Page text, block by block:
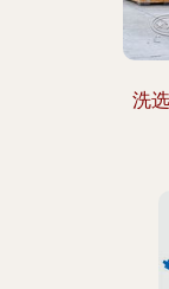
洗